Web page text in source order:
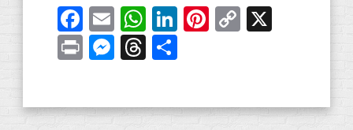
Facebook
EmailWhatsApp
LinkedIn
Pinterest
Copy
PrintMessenger
Threads